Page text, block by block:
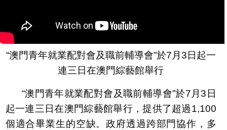
“澳門青年就業配對會及職前輔導會”於7月3日起一
連三日在澳門綜藝館舉行
“澳門青年就業配對會及職前輔導會”於7月3日
起一連三日在澳門綜藝館舉行，提供了超過1,100
個適合畢業生的空缺。政府透過跨部門協作，多